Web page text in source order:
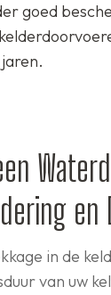
goed
en
in de
van uw